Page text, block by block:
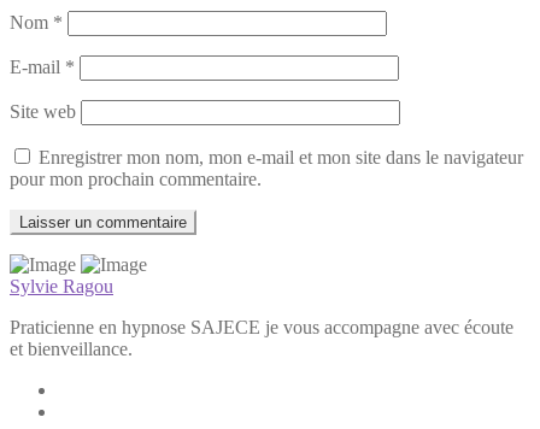
Nom *
E-mail *
Site web
Enregistrer mon nom, mon e-mail et mon site dans le navigateur
pour mon prochain commentaire.
Sylvie Ragou
Praticienne en hypnose SAJECE je vous accompagne avec écoute
et bienveillance.